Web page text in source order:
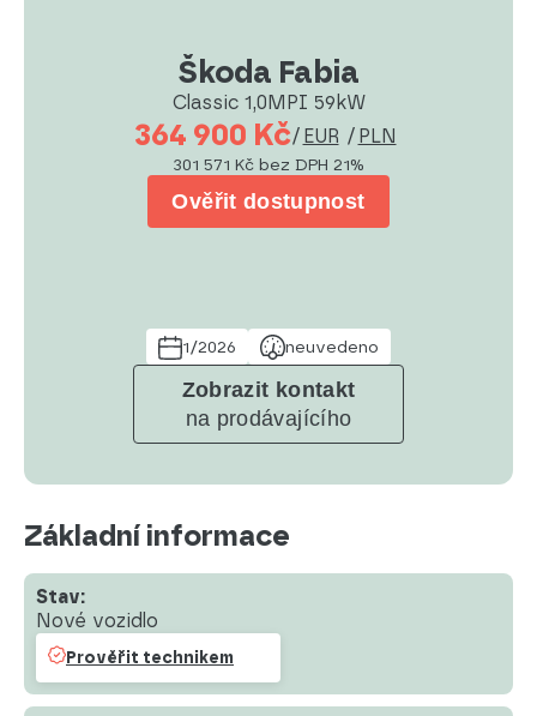
Škoda Fabia
Classic 1,0MPI 59kW
364 900 Kč/ EUR / PLN
301 571 Kč bez DPH 21%
Ověřit dostupnost
1/2026 neuvedeno
Zobrazit kontakt
na prodávajícího
Základní informace
Stav:
Nové vozidlo
Prověřit technikem